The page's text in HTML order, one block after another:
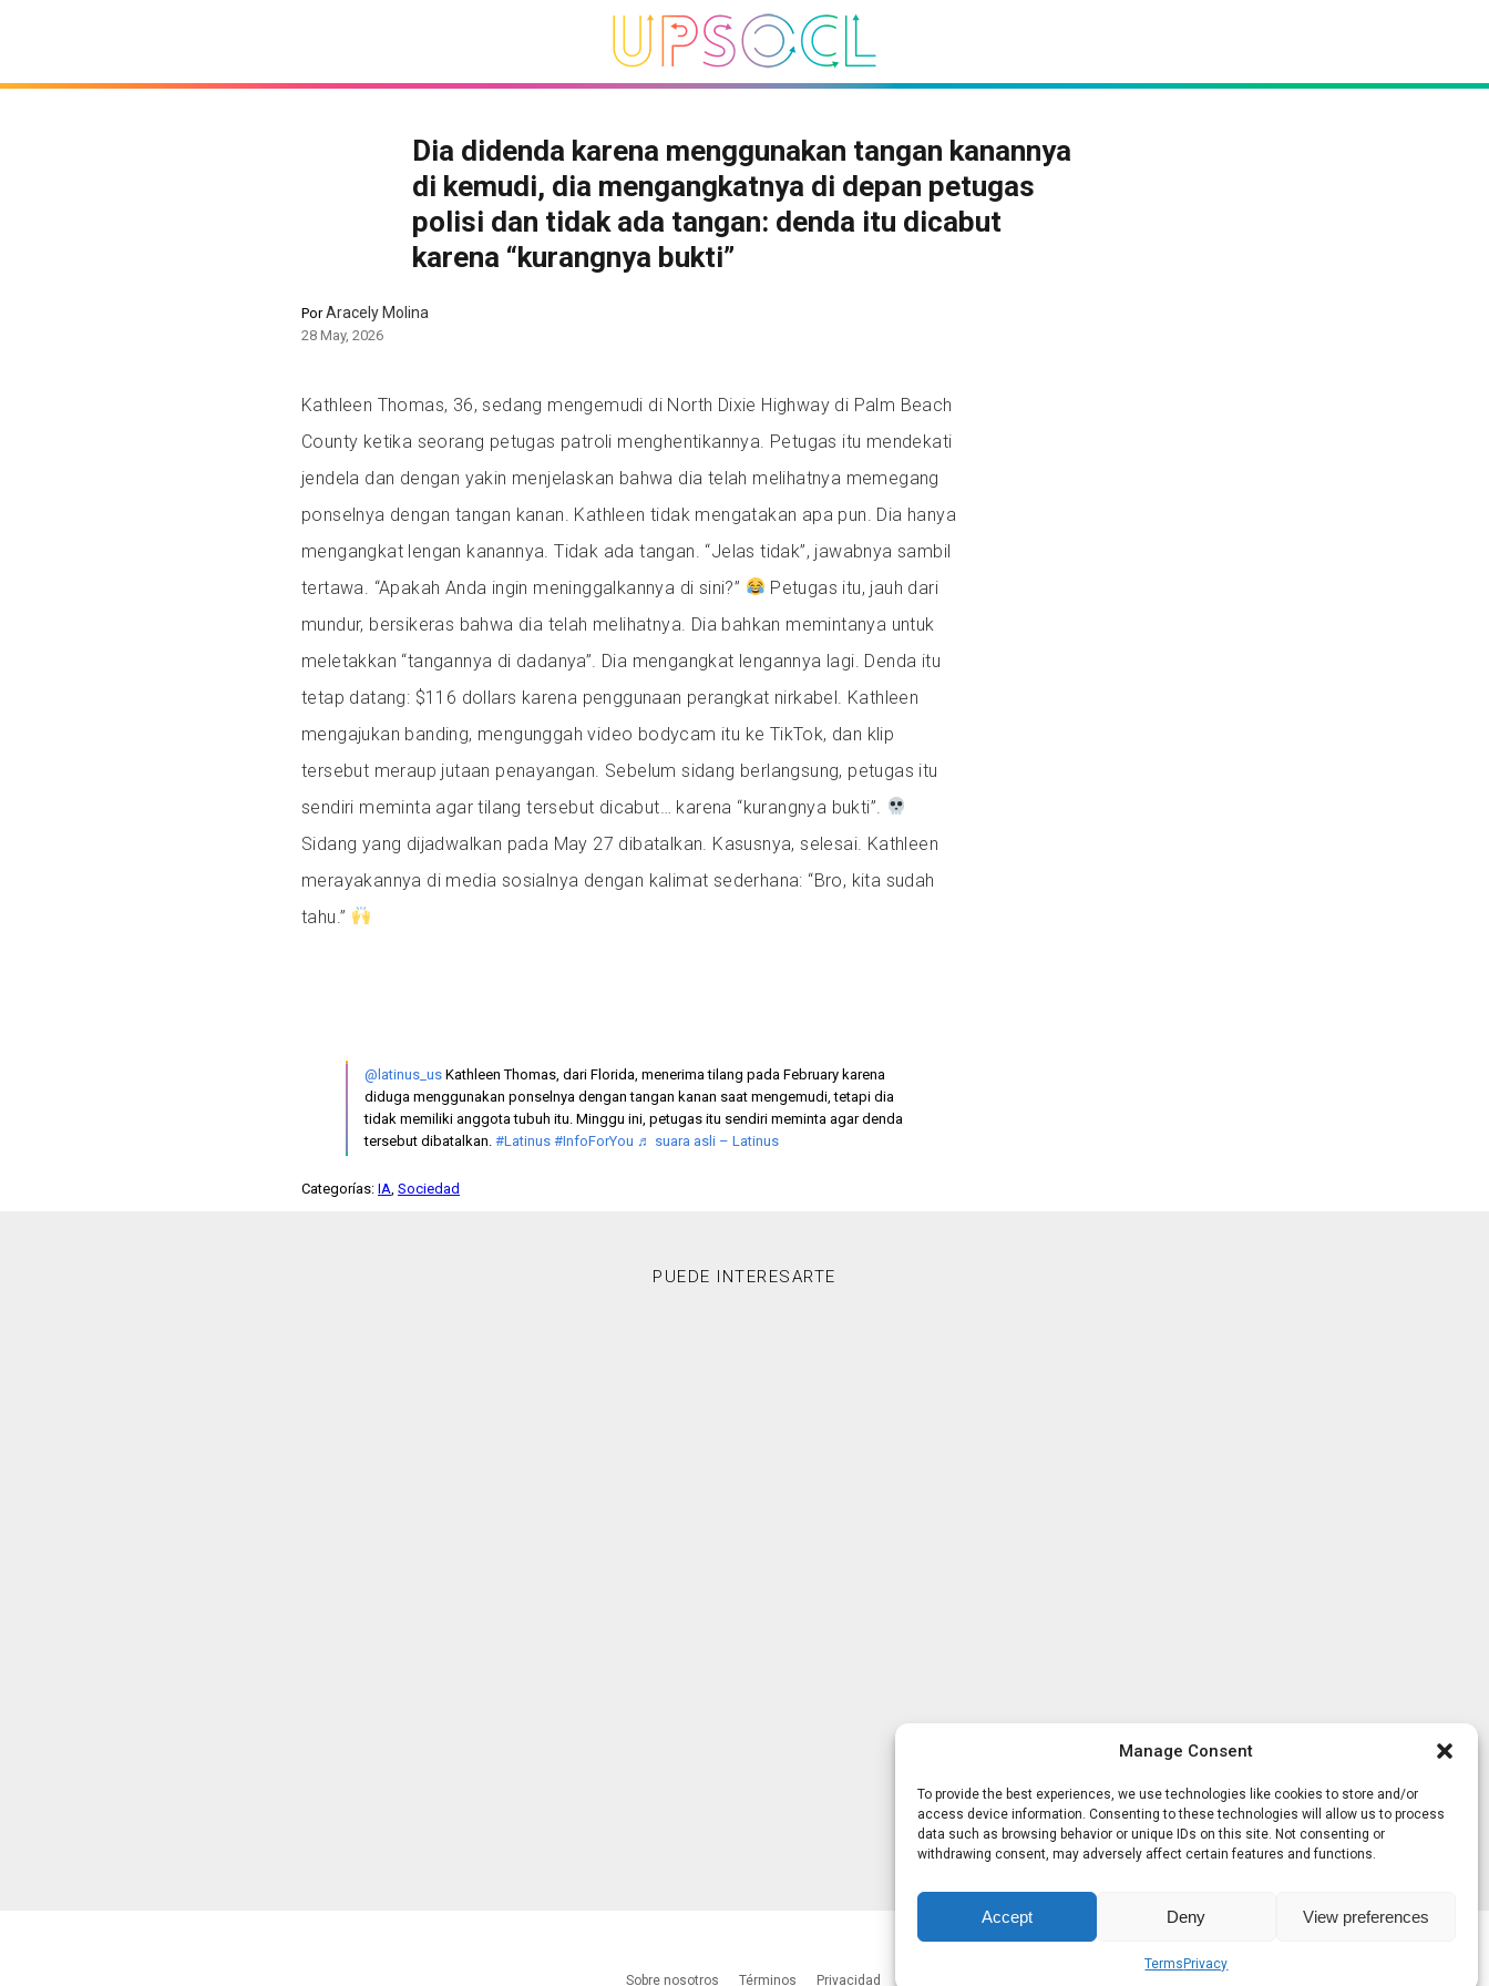
Manage Consent
To provide the best experiences, we use technologies like cookies to store and/or
access device information. Consenting to these technologies will allow us to process
data such as browsing behavior or unique IDs on this site. Not consenting or
withdrawing consent, may adversely affect certain features and functions.
Accept Deny View preferences
Terms Privacy
Dia didenda karena menggunakan tangan kanannya
di kemudi, dia mengangkatnya di depan petugas
polisi dan tidak ada tangan: denda itu dicabut
karena “kurangnya bukti”
PorAracely Molina
28 May, 2026
Kathleen Thomas, 36, sedang mengemudi di North Dixie Highway di Palm Beach
County ketika seorang petugas patroli menghentikannya. Petugas itu mendekati
jendela dan dengan yakin menjelaskan bahwa dia telah melihatnya memegang
ponselnya dengan tangan kanan. Kathleen tidak mengatakan apa pun. Dia hanya
mengangkat lengan kanannya. Tidak ada tangan. “Jelas tidak”, jawabnya sambil
tertawa. “Apakah Anda ingin meninggalkannya di sini?”
Petugas itu, jauh dari
mundur, bersikeras bahwa dia telah melihatnya. Dia bahkan memintanya untuk
meletakkan “tangannya di dadanya”. Dia mengangkat lengannya lagi. Denda itu
tetap datang: $116 dollars karena penggunaan perangkat nirkabel. Kathleen
mengajukan banding, mengunggah video bodycam itu ke TikTok, dan klip
tersebut meraup jutaan penayangan. Sebelum sidang berlangsung, petugas itu
sendiri meminta agar tilang tersebut dicabut… karena “kurangnya bukti”.
Sidang yang dijadwalkan pada May 27 dibatalkan. Kasusnya, selesai. Kathleen
merayakannya di media sosialnya dengan kalimat sederhana: “Bro, kita sudah
tahu.”
@latinus_us Kathleen Thomas, dari Florida, menerima tilang pada February karena
diduga menggunakan ponselnya dengan tangan kanan saat mengemudi, tetapi dia
tidak memiliki anggota tubuh itu. Minggu ini, petugas itu sendiri meminta agar denda
tersebut dibatalkan. #Latinus #InfoForYou ♬ suara asli – Latinus
Categorías: IA Sociedad
PUEDE INTERESARTE
Sobre nosotros Términos Privacidad